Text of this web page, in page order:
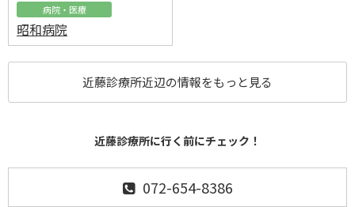
病院・医療
昭和病院
近藤診療所近辺の情報をもっと見る
近藤診療所に行く前にチェック！
072-654-8386